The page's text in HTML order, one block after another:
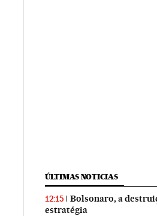
ÚLTIMAS NOTICIAS
12:15
Bolsonaro, a
estratégia